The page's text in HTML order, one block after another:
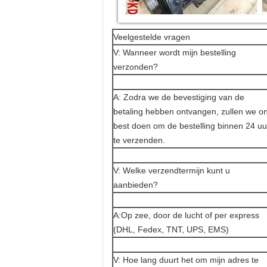
Veelgestelde vragen
V: Wanneer wordt mijn bestelling
verzonden?
A: Zodra we de bevestiging van de
betaling hebben ontvangen, zullen we
best doen om de bestelling binnen 24
te verzenden.
V: Welke verzendtermijn kunt u
aanbieden?
A:Op zee, door de lucht of per express
(DHL, Fedex, TNT, UPS, EMS)
V: Hoe lang duurt het om mijn adres te